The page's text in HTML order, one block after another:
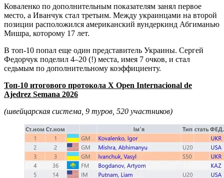
Коваленко по дополнительным показателям занял первое
место, а Иванчук стал третьим. Между украинцами на второй
позиции расположился американский вундеркинд Абгиманью
Мишра, которому 17 лет.
В топ-10 попал еще один представитель Украины. Сергей
Федорчук поделил 4–20 (!) места, имея 7 очков, и стал
седьмым по дополнительному коэффициенту.
Топ-10 итогового протокола X Open Internacional de
Ajedrez Semana 2026
(швейцарская система, 9 туров, 520 участников)